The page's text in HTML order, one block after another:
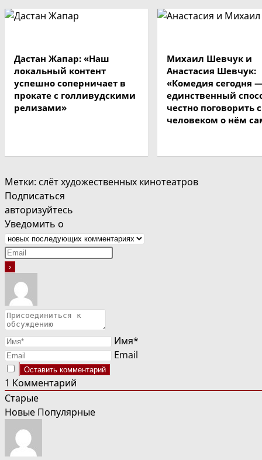
Дастан Жапар: «Наш
локальный контент
успешно соперничает в
прокате с голливудскими
релизами»
Михаил Шевчук и
Анастасия Шевчук:
«Комедия сегодня
единственный
честно поговорить с
человеком о нём
Метки: слёт художественных кинотеатров
Подписаться
авторизуйтесь
Уведомить о
Имя*
Email
1 Комментарий
Старые
Новые Популярные